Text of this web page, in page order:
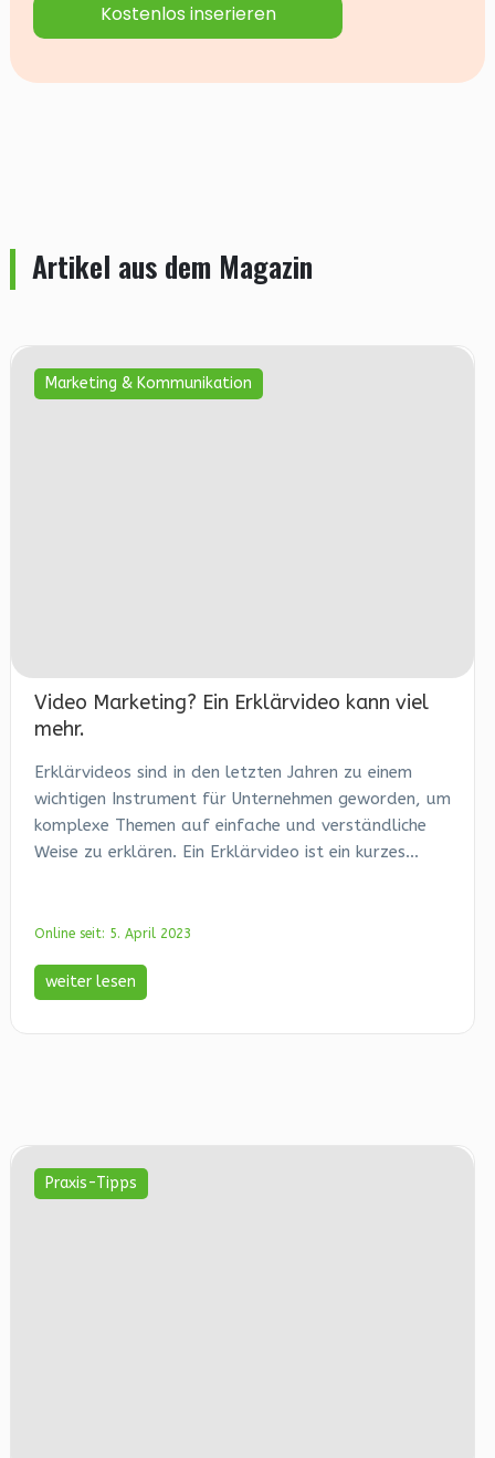
Kostenlos inserieren
Artikel aus dem Magazin
Marketing & Kommunikation
Video Marketing? Ein Erklärvideo kann viel
mehr.
Erklärvideos sind in den letzten Jahren zu einem
wichtigen Instrument für Unternehmen geworden, um
komplexe Themen auf einfache und verständliche
Weise zu erklären. Ein Erklärvideo ist ein kurzes...
Online seit: 5. April 2023
weiter lesen
Praxis-Tipps